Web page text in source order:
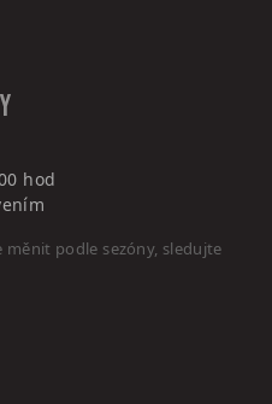
hod
podle sezóny, sledujte